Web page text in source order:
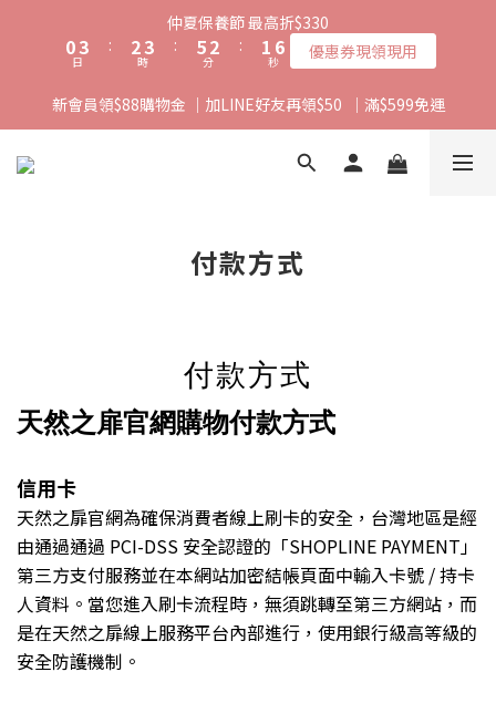
仲夏保養節 最高折$330
03
2
1
0
日
:
2
1
0
3
2
1
0
時
:
6
5
4
3
2
3
2
1
0
分
:
2
1
0
7
6
5
4
3
秒 優惠券現領現用
新會員領$88購物金 ｜加LINE好友再領$50  ｜滿$599免運
付款方式
付款方式
天然之扉官網購物付款方式
信用卡
天然之扉官網為確保消費者線上刷卡的安全，台灣地區是經
由通過通過 PCI-DSS 安全認證的 「SHOPLINE PAYMENT」
第三方支付服務並在本網站加密結帳頁面中輸入卡號 /持卡
人資料。當您進入刷卡流程時，無須跳轉至第三方網站，而
是在天然之扉線上服務平台內部進行，使用銀行級高等級的
安全防護機制。